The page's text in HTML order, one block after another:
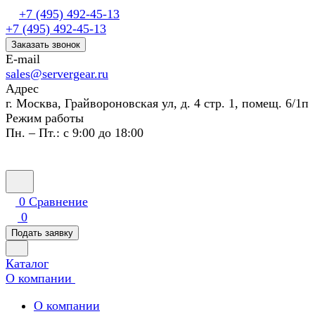
+7 (495) 492-45-13
+7 (495) 492-45-13
Заказать звонок
E-mail
sales@servergear.ru
Адрес
г. Москва, Грайвороновская ул, д. 4 стр. 1, помещ. 6/1п
Режим работы
Пн. – Пт.: с 9:00 до 18:00
0 Сравнение
0
Подать заявку
Каталог
О компании
О компании